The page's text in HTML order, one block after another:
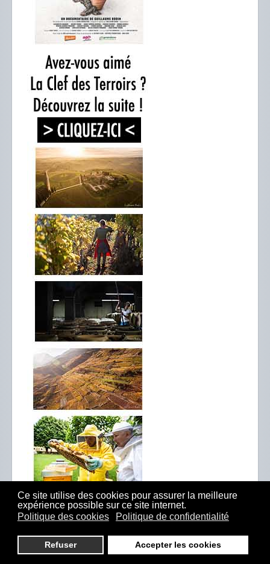
Ce site utilise des cookies pour assurer la meilleure
expérience possible sur ce site internet.
Politique des cookies
Politique de confidentialité
Refuser Accepter les cookies